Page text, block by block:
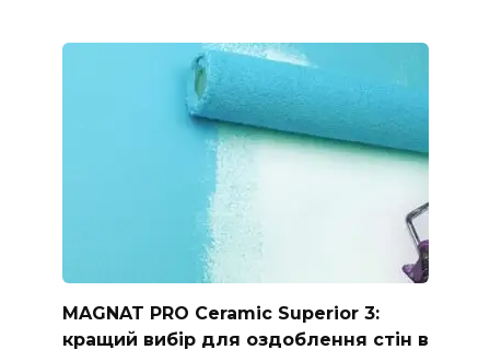
MAGNAT PRO Ceramic Superior 3:
кращий вибір для оздоблення стін в